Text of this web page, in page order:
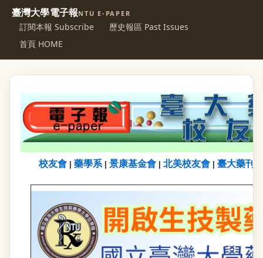
臺灣大學電子報NTU E-PAPER
訂閱本報 Subscribe
歷史報區 Past Issues
首頁 HOME
校友會 藥學系| 景康基金會 北美校友會 臺大藥刊